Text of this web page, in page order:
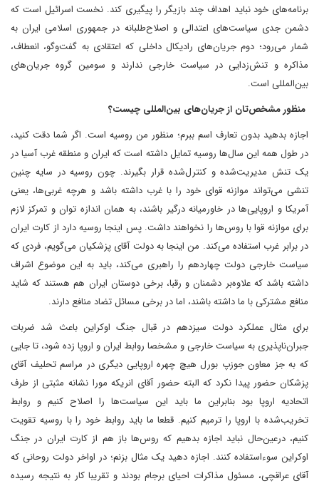
برنامه‌های خود نباید اهداف چند بازیگر را پیگیری کند. نخست اسرائیل است که
دشمن جدی سیاست‌های اعتدالی و اصلاح‌طلبانه در جمهوری اسلامی ایران به
شمار می‌رود؛ دوم جریان‌های رادیکال داخلی که اعتقادی به گفت‌وگو، انعطاف،
مذاکره و تنش‌زدایی در سیاست خارجی ندارند و سومین گروه جریان‌های
بین‌المللی است.
‌ منظور مشخص‌تان از جریان‌های بین‌المللی چیست؟
اجازه بدهید بدون تعارف اسم ببرم؛ منظور من روسیه است. اگر شما دقت کنید،
در طول همه این سال‌ها روسیه تمایل داشته است که ایران و منطقه غرب آسیا در
یک تنش مدیریت‌شده و کنترل‌شده قرار بگیرند. چون روسیه در سایه چنین
تنشی می‌تواند موازنه قوای خود را با غرب داشته باشد و هرچه غربی‌ها، یعنی
آمریکا و اروپایی‌ها در خاورمیانه درگیر باشند، به همان اندازه توان و تمرکز لازم
برای موازنه قوا با روس‌ها را نخواهند داشت. پس اینجا روسیه دارد از کارت ایران
در برابر غرب استفاده می‌کند. من اینجا به دولت آقای پزشکیان می‌گویم، فردی که
سیاست خارجی دولت چهاردهم را راهبری می‌کند، باید به این موضوع اشراف
داشته باشد که علاوه‌بر دشمنان و رقبا، برخی دوستان ایران هم هستند که شاید
منافع مشترکی با ما داشته باشند، اما در برخی مسائل تضاد منافع دارند.
برای مثال عملکرد دولت سیزدهم در قبال جنگ اوکراین باعث شد ضربات
جبران‌ناپذیری به سیاست خارجی و مشخصا روابط ایران و اروپا زده شود، تا جایی
که به جز معاون جوزپ بورل هیچ چهره اروپایی دیگری در مراسم تحلیف آقای
پزشکان حضور پیدا نکرد که البته حضور آقای انریکه مورا نشانه مثبتی از طرف
اتحادیه اروپا بود بنابراین ما باید این سیاست‌ها را اصلاح کنیم و روابط
تخریب‌شده با اروپا را ترمیم کنیم. قطعا ما باید روابط خود را با روسیه تقویت
کنیم، درعین‌حال نباید اجازه بدهیم که روس‌ها باز هم از کارت ایران در جنگ
اوکراین سوءاستفاده کنند. اجازه دهید یک مثال بزنم؛ در اواخر دولت روحانی که
آقای عراقچی، مسئول مذاکرات احیای برجام بودند و تقریبا کار به نتیجه رسیده